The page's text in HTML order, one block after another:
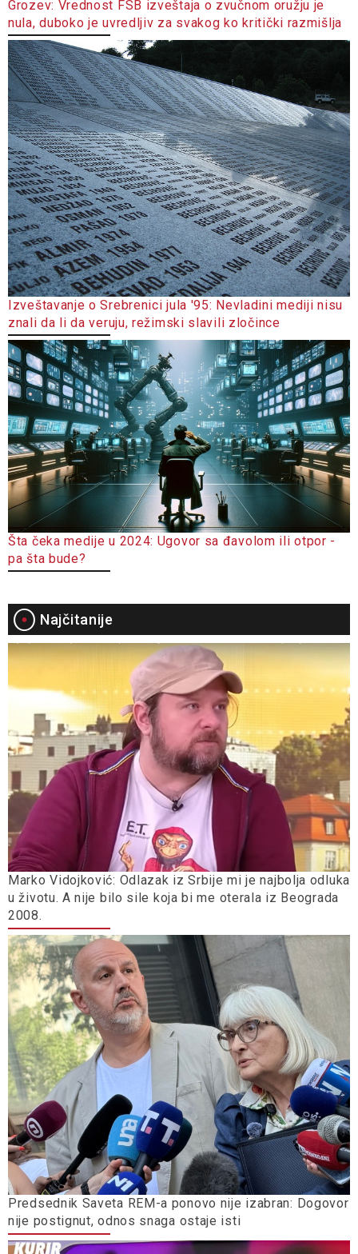
Grozev: Vrednost FSB izveštaja o zvučnom oružju je
nula, duboko je uvredljiv za svakog ko kritički razmišlja
Izveštavanje o Srebrenici jula '95: Nevladini mediji nisu
znali da li da veruju, režimski slavili zločince
Šta čeka medije u 2024: Ugovor sa đavolom ili otpor -
pa šta bude?
Najčitanije
Marko Vidojković: Odlazak iz Srbije mi je najbolja odluka
u životu. A nije bilo sile koja bi me oterala iz Beograda
2008.
Predsednik Saveta REM-a ponovo nije izabran: Dogovor
nije postignut, odnos snaga ostaje isti